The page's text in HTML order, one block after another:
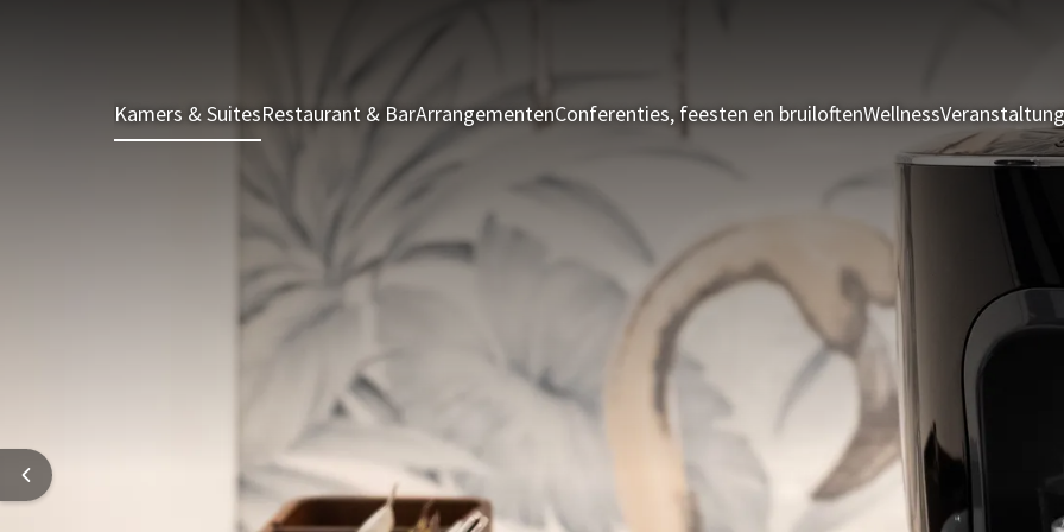
Kamers & SuitesRestaurant & BarArrangementenConferenties, feesten en bruiloftenWellness